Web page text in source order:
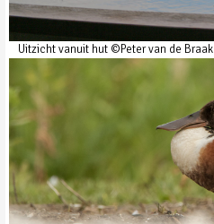
Uitzicht vanuit hut ©Peter van de Braak